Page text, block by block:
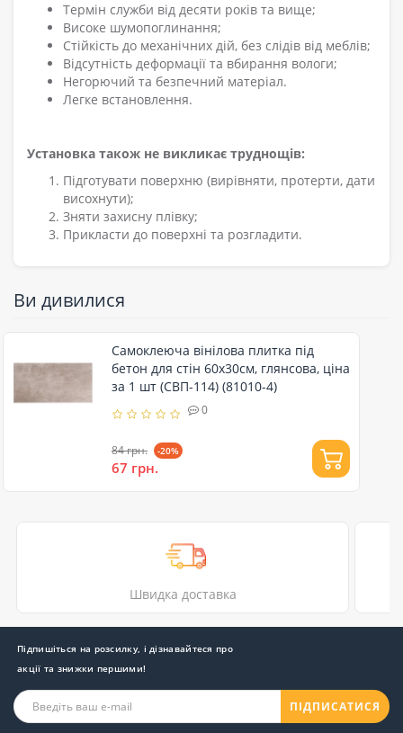
Термін служби від десяти років та вище;
Високе шумопоглинання;
Стійкість до механічних дій, без слідів від меблів;
Відсутність деформації та вбирання вологи;
Негорючий та безпечний матеріал.
Легке встановлення.
Установка також не викликає труднощів:
Підготувати поверхню (вирівняти, протерти, дати
висохнути);
Зняти захисну плівку;
Прикласти до поверхні та розгладити.
Ви дивилися
Самоклеюча вінілова плитка під
бетон для стін 60х30см, глянсова, ціна
за 1 шт (СВП-114) (81010-4)
0
84 грн. -20%
67 грн.
Швидка доставка
Підпишіться на розсилку, і дізнавайтеся про
акції та знижки першими!
ПІДПИСАТИСЯ